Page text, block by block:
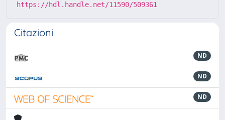
https://hdl.handle.net/11590/509361
Citazioni
ND
ND
ND